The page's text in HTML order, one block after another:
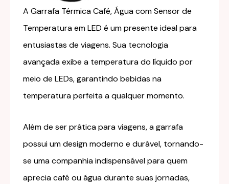
A Garrafa Térmica Café, Água com Sensor de
Temperatura em LED é um presente ideal para
entusiastas de viagens. Sua tecnologia
avançada exibe a temperatura do líquido por
meio de LEDs, garantindo bebidas na
temperatura perfeita a qualquer momento.
Além de ser prática para viagens, a garrafa
possui um design moderno e durável, tornando-
se uma companhia indispensável para quem
aprecia café ou água durante suas jornadas,